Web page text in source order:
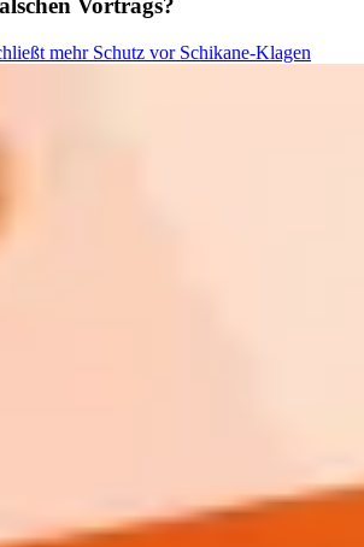
Vortrags?
mehr Schutz vor Schikane-Klagen